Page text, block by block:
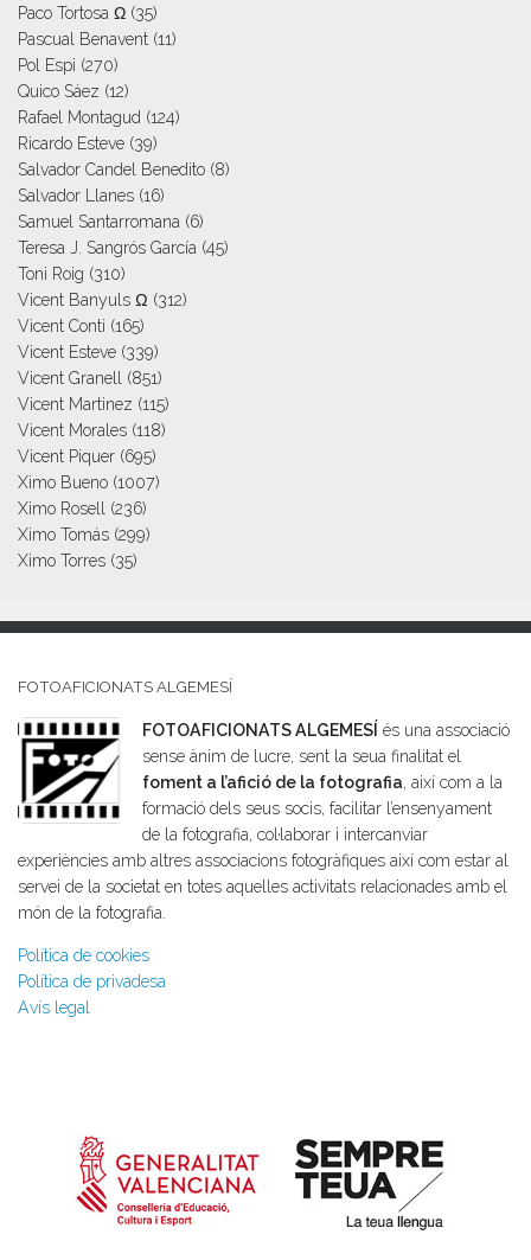
Paco Tortosa Ω (35)
Pascual Benavent (11)
Pol Espi (270)
Quico Sáez (12)
Rafael Montagud (124)
Ricardo Esteve (39)
Salvador Candel Benedito (8)
Salvador Llanes (16)
Samuel Santarromana (6)
Teresa J. Sangrós García (45)
Toni Roig (310)
Vicent Banyuls Ω (312)
Vicent Conti (165)
Vicent Esteve (339)
Vicent Granell (851)
Vicent Martinez (115)
Vicent Morales (118)
Vicent Piquer (695)
Ximo Bueno (1007)
Ximo Rosell (236)
Ximo Tomás (299)
Ximo Torres (35)
FOTOAFICIONATS ALGEMESÍ
FOTOAFICIONATS ALGEMESÍ és una associació
sense ànim de lucre, sent la seua finalitat el
foment a l’afició de la fotografia, així com a la
formació dels seus socis, facilitar l’ensenyament
de la fotografia, col·laborar i intercanviar
experiències amb altres associacions fotogràfiques així com estar al
servei de la societat en totes aquelles activitats relacionades amb el
món de la fotografia.
Política de cookies
Política de privadesa
Avís legal